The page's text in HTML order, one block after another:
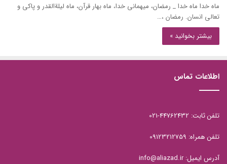
ماه خدا ماه خدا _ رمضان، میهمانی خدا، ماه بهار قرآن، ماه لیلة‏القدر و پاکی و
تعالی انسان. رمضان ،…
بیشتر بخوانید »
اطلاعات تماس
تلفن ثابت: 44762432-021
تلفن همراه: 09123212759
آدرس ایمیل: info@aliazad.ir